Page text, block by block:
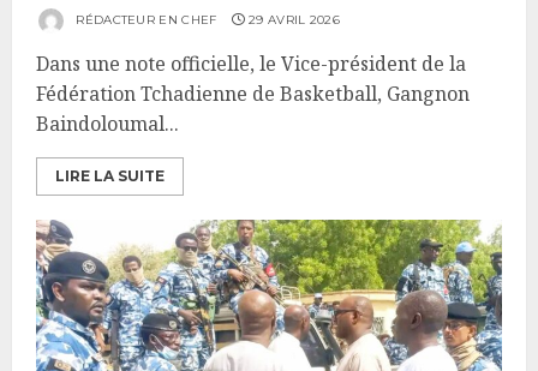
RÉDACTEUR EN CHEF 29 AVRIL 2026
Dans une note officielle, le Vice-président de la
Fédération Tchadienne de Basketball, Gangnon
Baindoloumal...
LIRE LA SUITE